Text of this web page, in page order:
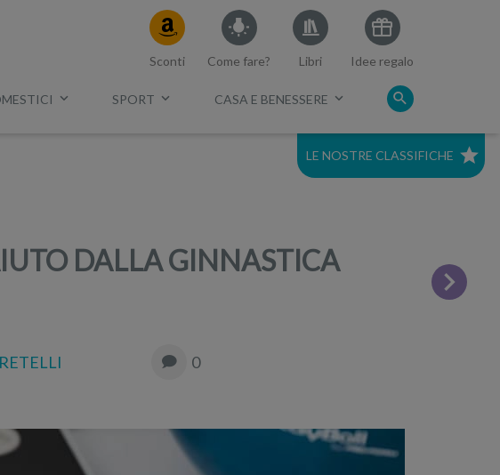
Sconti Come fare? Libri Idee regalo
SPORT CASA E BENESSERE
LE NOSTRE CLASSIFICHE
DALLA GINNASTICA
0